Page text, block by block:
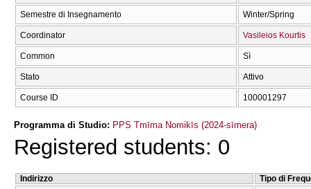
Semestre di Insegnamento Winter/Spring
Coordinator Vasileios Kourtis
Common Sì
Stato Attivo
Course ID 100001297
Programma di Studio: PPS Tmīma Nomikīs (2024-sīmera)
Registered students: 0
Indirizzo
Tipo di